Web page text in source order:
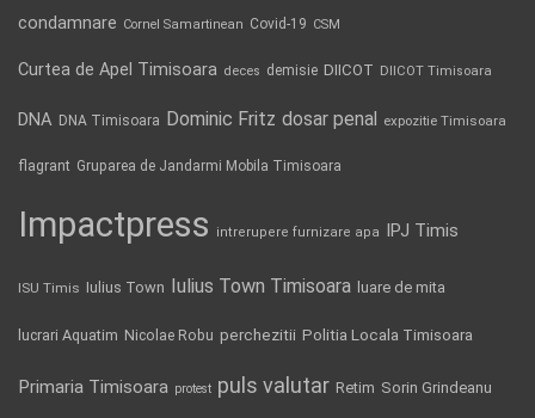
condamnare Cornel Samartinean Covid-19 CSM
Curtea de Apel Timisoara deces demisie DIICOT DIICOT Timisoara
DNA DNA Timisoara Dominic Fritz dosar penal expozitie Timisoara
flagrant Gruparea de Jandarmi Mobila Timisoara
Impactpress intrerupere furnizare apa IPJ Timis
ISU Timis Iulius Town Iulius Town Timisoara luare de mita
lucrari Aquatim Nicolae Robu perchezitii Politia Locala Timisoara
Primaria Timisoara protest puls valutar Retim Sorin Grindeanu